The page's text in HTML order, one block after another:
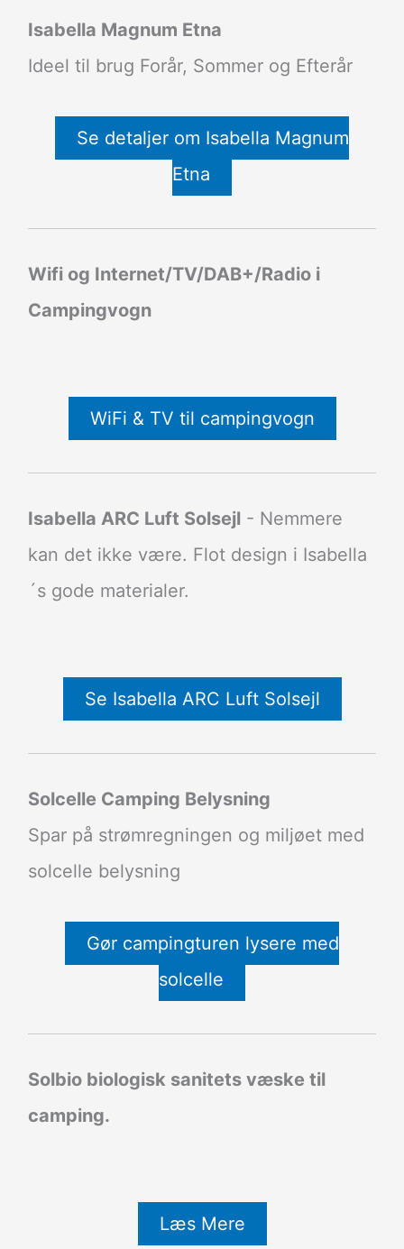
Isabella Magnum Etna
Ideel til brug Forår, Sommer og Efterår
Se detaljer om Isabella Magnum
Etna
Wifi og Internet/TV/DAB+/Radio i
Campingvogn
WiFi & TV til campingvogn
Isabella ARC Luft Solsejl- Nemmere
kan det ikke være. Flot design i Isabella
´s gode materialer.
Se Isabella ARC Luft Solsejl
Solcelle Camping Belysning
Spar på strømregningen og miljøet med
solcelle belysning
Gør campingturen lysere med
solcelle
Solbio biologisk sanitets væske til
camping.
Læs Mere